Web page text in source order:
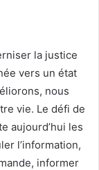
la justice
vers un état
nous
vie. Le défi de
aujourd’hui les
l’information,
informer